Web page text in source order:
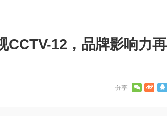
CCTV-12，品牌影响力再